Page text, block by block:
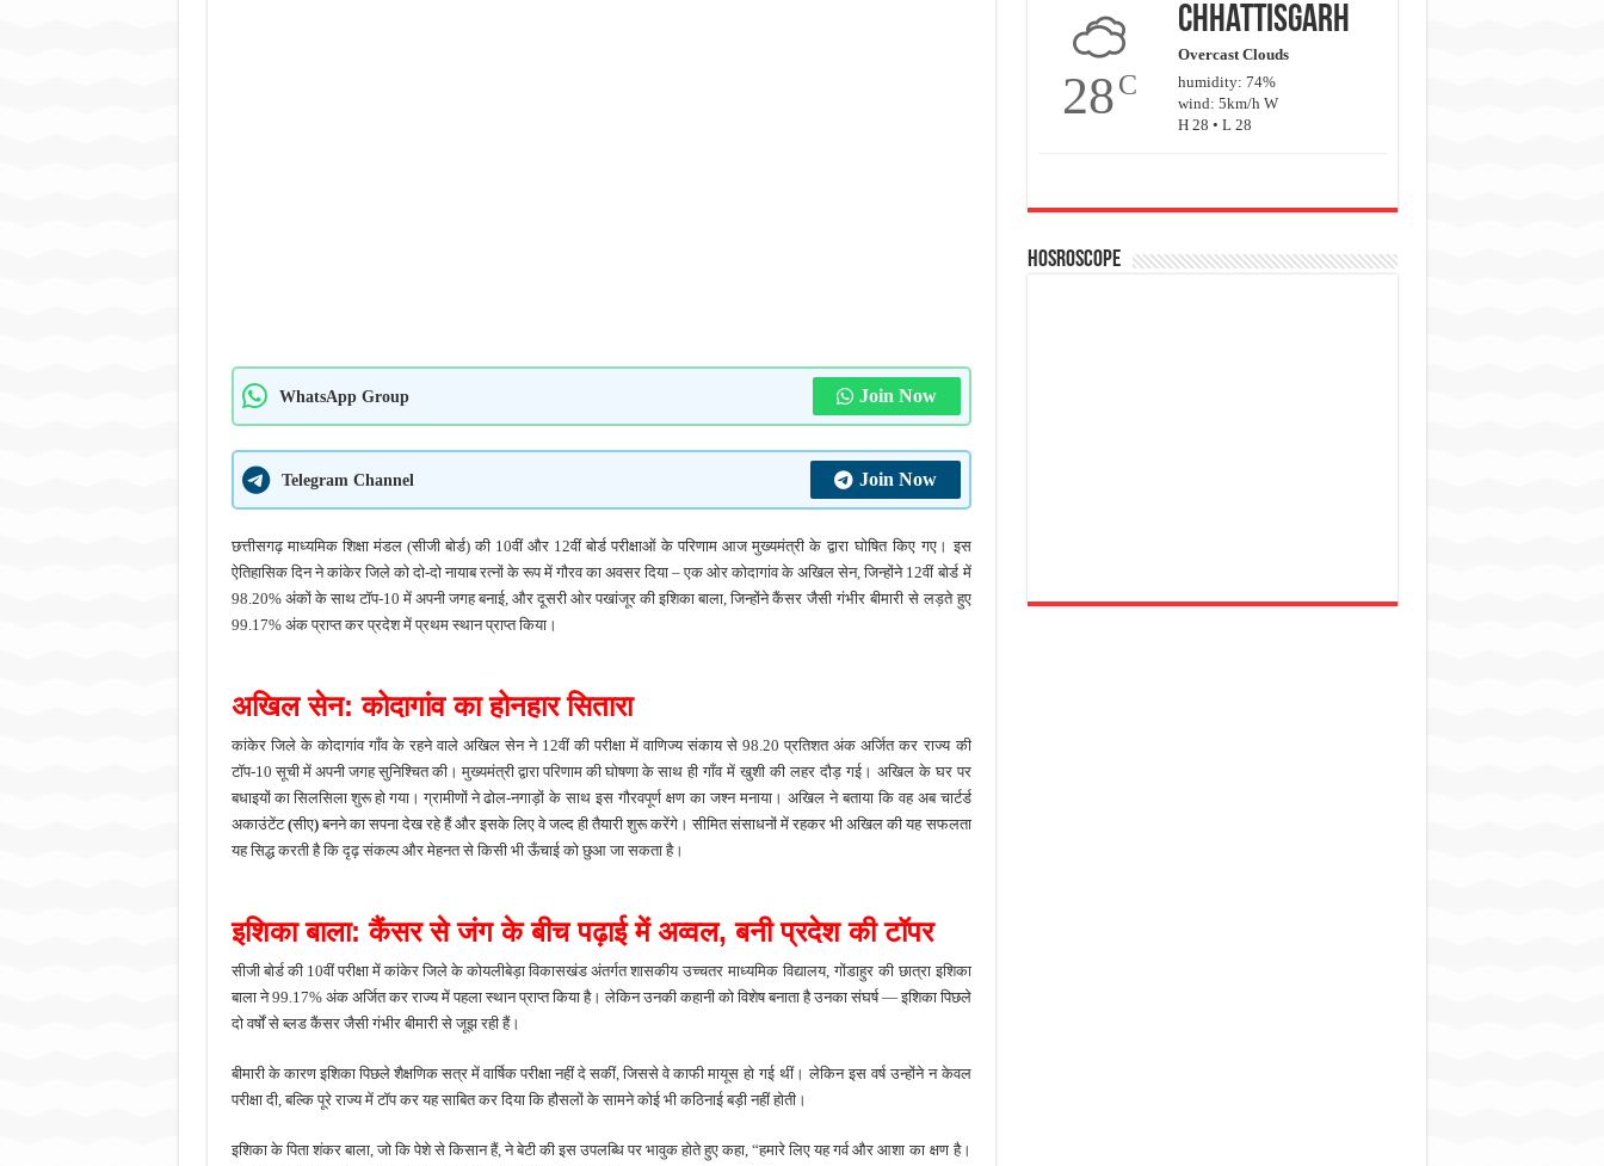
WhatsApp Group Join Now
Telegram Channel Join Now
छत्तीसगढ़माध्यमिकशिक्षामंडल (सीजीबोर्ड)की 10वीं और 12वींबोर्डपरीक्षाओंकेपरिणाम आजमुख्यमंत्रीकेद्वाराघोषितकिएगए।इस
ऐतिहासिकदिननेकांकेरजिलेकोदो-दोनायाबरत्नोंकेरूपमेंगौरवका अवसरदिया –एक ओरकोदागांवके अखिलसेन,जिन्होंने 12वींबोर्डमें
98.20% अंकोंकेसाथटॉप-10 में अपनीजगहबनाई, औरदूसरी ओरपखांजूरकीइशिकाबाला,जिन्होंनेकैंसरजैसीगंभीरबीमारीसेलड़तेहुए
99.17% अंकप्राप्तकरप्रदेशमेंप्रथमस्थान प्राप्तकिया।
अखिलसेन:कोदागांवकाहोनहारसितारा
कांकेरजिलेकेकोदागांवगाँवकेरहनेवाले अखिलसेनने 12वींकीपरीक्षामेंवाणिज्यसंकायसे 98.20प्रतिशत अंक अर्जितकरराज्यकी
टॉप-10सूचीमें अपनीजगहसुनिश्चितकी।मुख्यमंत्रीद्वारापरिणामकीघोषणाकेसाथहीगाँवमेंखुशीकीलहरदौड़गई। अखिलकेघरपर
बधाइयोंकासिलसिलाशुरूहोगया।ग्रामीणोंनेढोल-नगाड़ोंकेसाथइसगौरवपूर्ण क्षणकाजश्नमनाया। अखिलनेबतायाकिवह अबचार्टर्ड
अकाउंटेंट(सीए) बननेकासपनादेखरहेहैंऔरइसकेलिएवेजल्दहीतैयारीशुरूकरेंगे।सीमितसंसाधनोंमेंरहकर भी अखिलकीयहसफलता
यहसिद्धकरतीहैकिदृढ़संकल्पऔरमेहनतसेकिसी भीऊँचाईकोछुआजासकताहै।
इशिकाबाला:कैंसरसेजंगकेबीचपढ़ाईमेंअव्वल,बनीप्रदेशकीटॉपर
सीजीबोर्डकी 10वींपरीक्षामेंकांकेरजिलेकेकोयलीबेड़ाविकासखंड अंतर्गतशासकीयउच्चतरमाध्यमिकविद्यालय,गोंडाहुर कीछात्राइशिका
बाला ने99.17% अंक अर्जितकरराज्यमेंपहलास्थान प्राप्तकियाहै।लेकिनउनकीकहानीकोविशेषबनाताहैउनकासंघर्ष —इशिकापिछले
दोवर्षोंसेब्लडकैंसर जैसीगंभीरबीमारीसेजूझरहीहैं।
बीमारीकेकारणइशिकापिछलेशैक्षणिकसत्रमेंवार्षिकपरीक्षानहींदेसकीं,जिससेवेकाफीमायूसहोगई थीं।लेकिनइसवर्षउन्होंनेनकेवल
परीक्षादी,बल्किपूरेराज्यमेंटॉपकरयहसाबितकरदियाकिहौसलोंकेसामनेकोईभीकठिनाईबड़ीनहींहोती।
इशिकाकेपिताशंकरबाला,जोकिपेशेसेकिसानहैं,नेबेटीकीइसउपलब्धिपर भावुकहोतेहुएकहा, “हमारेलिएयहगर्वऔर आशाका क्षणहै।
28C
Chhattisgarh
Overcast Clouds
humidity: 74%
wind: 5km/h W
H 28 • L 28
Hosroscope